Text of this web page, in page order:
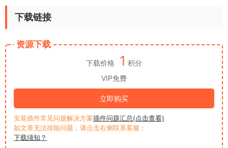
下载链接
资源下载
下载价格 1 积分
VIP免费
立即购买
安装插件常见问题解决方案插件问题汇总(点击查看)
如文章无法排除问题，请点击右侧联系客服；
下载须知？